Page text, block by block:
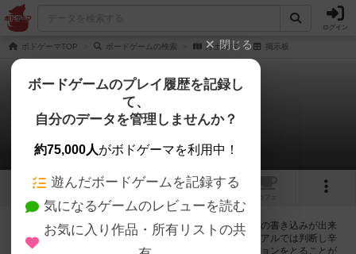
ログイン
ボドゲーマTOP ボードゲームの検索 浄土双六 掲示板
浄土双六
0件の掲示板
1 1
ログインすると浄土双六に関する掲示板の作成やコメントの書き込みが出来
るようになります。ルールの疑問やエラッタ情報、マニュアルでは判断し辛
い曖昧な表記等について会員同士で自由にコミュニケーションをとることが
閉じる
ボードゲームのプレイ履歴を記録し
て、
自分のデータを管理しませんか？
約75,000人がボドゲーマを利用中！
遊んだボードゲームを記録する
気になるゲームのレビューを読む
お気に入り作品・所有リストの共